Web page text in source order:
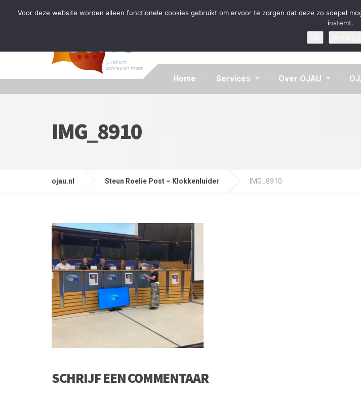
Tijdelijke stop: wegens drukte kan ik beperkt nieuwe zaken aannemen en vragen beantwoorden
Home Services Over OJAU
IMG_8910
ojau.nl Steun Roelie Post – Klokkenluider IMG_8910
SCHRIJF EEN COMMENTAAR
Voor deze website worden alleen functionele cookies gebruikt om ervoor te zorgen dat deze zo soepel
instemt.